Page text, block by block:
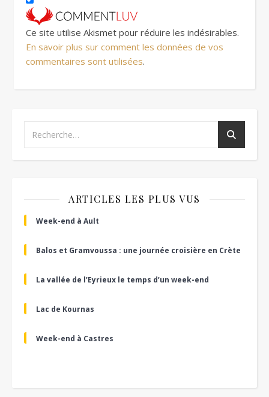
Ce site utilise Akismet pour réduire les indésirables.
En savoir plus sur comment les données de vos
commentaires sont utilisées.
ARTICLES LES PLUS VUS
Week-end à Ault
Balos et Gramvoussa : une journée croisière en Crète
La vallée de l’Eyrieux le temps d’un week-end
Lac de Kournas
Week-end à Castres